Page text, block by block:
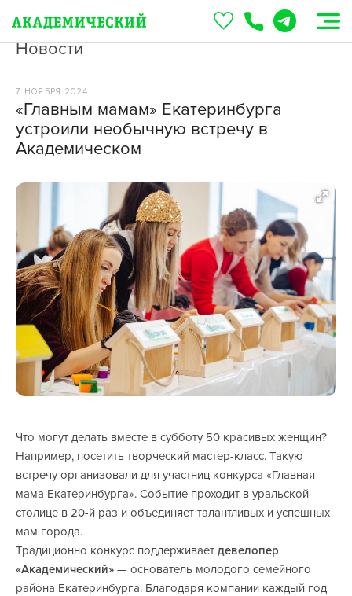
Новости
7 НОЯБРЯ 2024
«Главным мамам» Екатеринбурга
устроили необычную встречу в
Академическом
Что могут делать вместе в субботу 50 красивых женщин?
Например, посетить творческий мастер-класс. Такую
встречу организовали для участниц конкурса «Главная
мама Екатеринбурга». Событие проходит в уральской
столице в 20-й раз и объединяет талантливых и успешных
мам города.
Традиционно конкурс поддерживает девелопер
«Академический» — основатель молодого семейного
района Екатеринбурга. Благодаря компании каждый год